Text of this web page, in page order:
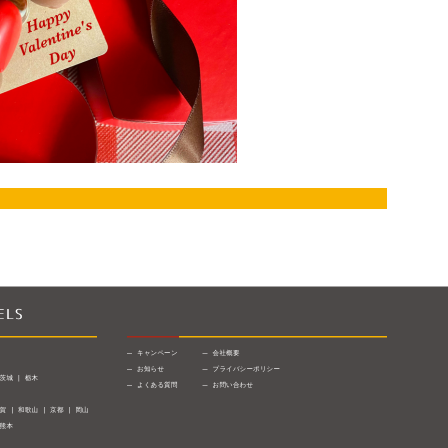
茨城 栃木
和歌山 京都 岡山
熊本
キャンペーン
お知らせ
よくある質問
会社概要
プライバシーポリシー
お問い合わせ